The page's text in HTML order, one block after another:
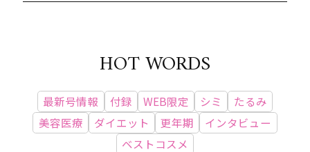
HOT WORDS
最新号情報 付録 WEB限定 シミ
たるみ
美容医療
ダイエット 更年期
インタビュー
ベストコスメ